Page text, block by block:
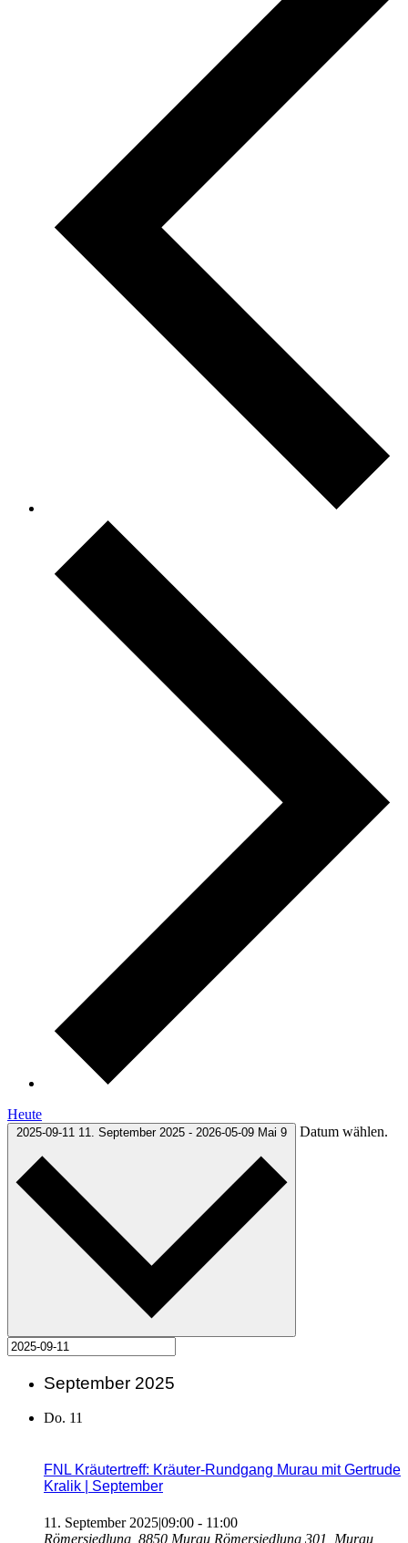
Heute
2025-09-11 11. September 2025 - 2026-05-09 Mai 9 Datum wählen.
September 2025
Do. 11
FNL Kräutertreff: Kräuter-Rundgang Murau mit Gertrude
Kralik | September
11. September 2025|09:00 - 11:00
Römersiedlung, 8850 Murau Römersiedlung 301, Murau,